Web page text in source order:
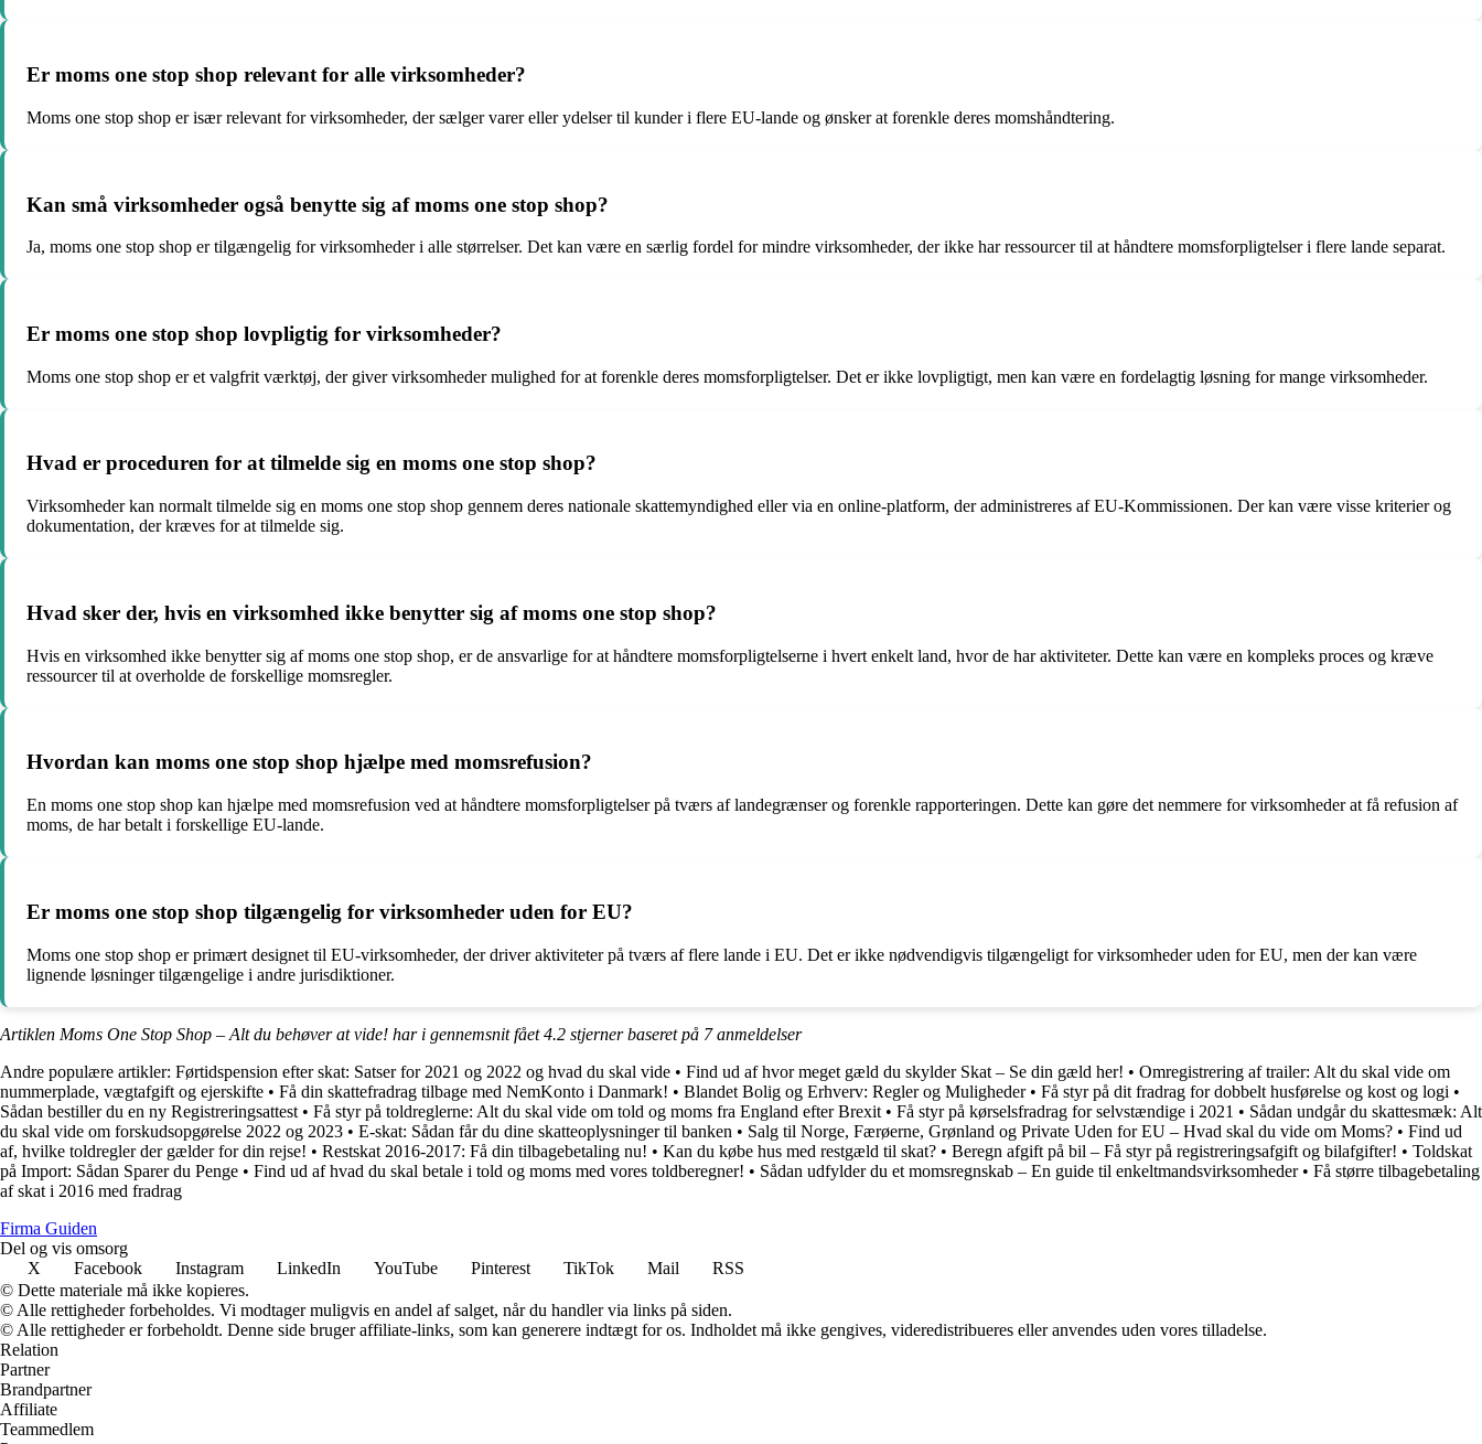
Er moms one stop shop relevant for alle virksomheder?
Moms one stop shop er især relevant for virksomheder, der sælger varer eller ydelser til kunder i flere EU-lande og ønsker at forenkle deres momshåndtering.
Kan små virksomheder også benytte sig af moms one stop shop?
Ja, moms one stop shop er tilgængelig for virksomheder i alle størrelser. Det kan være en særlig fordel for mindre virksomheder, der ikke har ressourcer til at håndtere momsforpligtelser i flere lande separat.
Er moms one stop shop lovpligtig for virksomheder?
Moms one stop shop er et valgfrit værktøj, der giver virksomheder mulighed for at forenkle deres momsforpligtelser. Det er ikke lovpligtigt, men kan være en fordelagtig løsning for mange virksomheder.
Hvad er proceduren for at tilmelde sig en moms one stop shop?
Virksomheder kan normalt tilmelde sig en moms one stop shop gennem deres nationale skattemyndighed eller via en online-platform, der administreres af EU-Kommissionen. Der kan være visse kriterier og
dokumentation, der kræves for at tilmelde sig.
Hvad sker der, hvis en virksomhed ikke benytter sig af moms one stop shop?
Hvis en virksomhed ikke benytter sig af moms one stop shop, er de ansvarlige for at håndtere momsforpligtelserne i hvert enkelt land, hvor de har aktiviteter. Dette kan være en kompleks proces og kræve
ressourcer til at overholde de forskellige momsregler.
Hvordan kan moms one stop shop hjælpe med momsrefusion?
En moms one stop shop kan hjælpe med momsrefusion ved at håndtere momsforpligtelser på tværs af landegrænser og forenkle rapporteringen. Dette kan gøre det nemmere for virksomheder at få refusion af
moms, de har betalt i forskellige EU-lande.
Er moms one stop shop tilgængelig for virksomheder uden for EU?
Moms one stop shop er primært designet til EU-virksomheder, der driver aktiviteter på tværs af flere lande i EU. Det er ikke nødvendigvis tilgængeligt for virksomheder uden for EU, men der kan være
lignende løsninger tilgængelige i andre jurisdiktioner.
Artiklen Moms One Stop Shop – Alt du behøver at vide! har i gennemsnit fået4.2 stjerner baseret på 7anmeldelser
Andre populære artikler: Førtidspension efter skat: Satser for 2021 og 2022 og hvad du skal vide • Find ud af hvor meget gæld du skylder Skat – Se din gæld her! • Omregistrering af trailer: Alt du skal vide om
nummerplade, vægtafgift og ejerskifte • Få din skattefradrag tilbage med NemKonto i Danmark! • Blandet Bolig og Erhverv: Regler og Muligheder• Få styr på dit fradrag for dobbelt husførelse og kost og logi •
Sådan bestiller du en ny Registreringsattest • Få styr på toldreglerne: Alt du skal vide om told og moms fra England efter Brexit • Få styr på kørselsfradrag for selvstændige i 2021 • Sådan undgår du skattesmæk: Alt
du skal vide om forskudsopgørelse 2022 og 2023 • E-skat: Sådan får du dine skatteoplysninger til banken • Salg til Norge, Færøerne, Grønland og Private Uden for EU – Hvad skal du vide om Moms? • Find ud
af, hvilke toldregler der gælder for din rejse! • Restskat 2016-2017: Få din tilbagebetaling nu! • Kan du købe hus med restgæld til skat? • Beregn afgift på bil – Få styr på registreringsafgift og bilafgifter! • Toldskat
på Import: Sådan Sparer du Penge • Find ud af hvad du skal betale i told og moms med vores toldberegner! • Sådan udfylder du et momsregnskab – En guide til enkeltmandsvirksomheder• Få større tilbagebetaling
af skat i 2016 med fradrag
Firma Guiden
Del og vis omsorg
X
Facebook Instagram LinkedIn YouTube Pinterest TikTok Mail
RSS
© Dette materiale må ikke kopieres.
© Alle rettigheder forbeholdes. Vi modtager muligvis en andel af salget, når du handler via links på siden.
© Alle rettigheder er forbeholdt. Denne side bruger affiliate-links, som kan generere indtægt for os. Indholdet må ikke gengives, videredistribueres eller anvendes uden vores tilladelse.
Relation
Partner
Brandpartner
Affiliate
Teammedlem